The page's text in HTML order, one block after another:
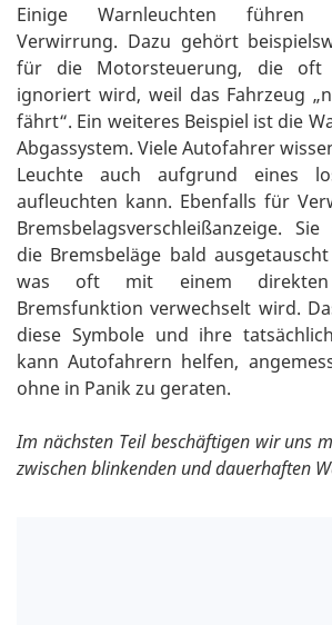
Einige Warnleuchten führen
Verwirrung. Dazu gehört
für die Motorsteuerung, die oft
ignoriert wird, weil das Fahrzeug
fährt“. Ein weiteres Beispiel ist die
Abgassystem. Viele Autofahrer
Leuchte auch aufgrund eines
aufleuchten kann. Ebenfalls für
Bremsbelagsverschleißanzeige.
die Bremsbeläge bald
was oft mit einem
Bremsfunktion verwechselt wird.
diese Symbole und ihre
kann Autofahrern helfen,
ohne in Panik zu geraten.
Im nächsten Teil beschäftigen wir uns
zwischen blinkenden und dauerhaften